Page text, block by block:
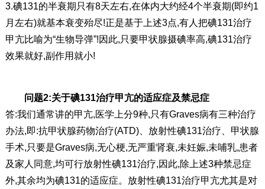
3.碘131的半衰期只有8天左右,在体内大约经4个半衰期(即约1
月左右)就基本衰变殆尽!正是基于上述3点,有人把碘131治疗
甲亢比喻为“生物导弹”!因此,只要甲状腺摄碘率高,碘131治疗
效果就好,副作用就小!
问题2:关于碘131治疗甲亢的适应症及禁忌症
答:我们通常讲的甲亢,医学上分9种,只有Graves病有三种治疗
办法,即:抗甲状腺药物治疗(ATD)、放射性碘131治疗、甲状腺
手术,只要是Graves病,无心梗,无严重肾衰,未妊娠,未哺乳,患者
及家人同意,均可行放射性碘131治疗,因此,除上述3种禁忌症
外,其余均为碘131的适应症。放射性碘131治疗甲亢尤其是对